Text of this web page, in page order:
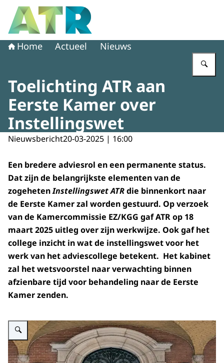
Naar de homepage van Adviescollege toetsing regeldruk
Home Actueel Nieuws
Toelichting ATR aan
Eerste Kamer over
Instellingswet
Nieuwsbericht20-03-2025 | 16:00
Een bredere adviesrol en een permanente status.
Dat zijn de belangrijkste elementen van de
zogehetenInstellingswet ATRdie binnenkort naar
de Eerste Kamer zal worden gestuurd. Op verzoek
van de Kamercommissie EZ/KGG gaf ATR op 18
maart 2025 uitleg over zijn werkwijze. Ook gaf het
college inzicht in wat de instellingswet voor het
werk van het adviescollege betekent. Het kabinet
zal het wetsvoorstel naar verwachting binnen
afzienbare tijd voor behandeling naar de Eerste
Kamer zenden.
Vergroot afbeelding Eerste Kamer